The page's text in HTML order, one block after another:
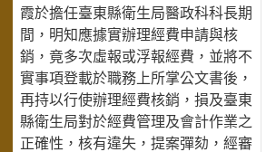
霞於擔任臺東縣衛生局醫政科科長期
間，明知應據實辦理經費申請與核
銷，竟多次虛報或浮報經費，並將不
實事項登載於職務上所掌公文書後，
再持以行使辦理經費核銷，損及臺東
縣衛生局對於經費管理及會計作業之
正確性，核有違失，提案彈劾，經審